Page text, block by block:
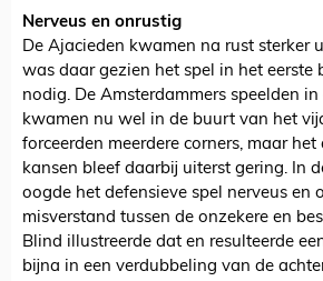
Nerveus en onrustig
De Ajacieden kwamen na rust sterker
was daar gezien het spel in het eerste
nodig. De Amsterdammers speelden
kwamen nu wel in de buurt van het
forceerden meerdere corners, maar
kansen bleef daarbij uiterst gering. In
oogde het defensieve spel nerveus en
misverstand tussen de onzekere en
Blind illustreerde dat en resulteerde
bijna in een verdubbeling van de